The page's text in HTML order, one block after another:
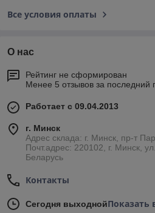
Все условия оплаты
О нас
Рейтинг не сформирован
Менее 5 отзывов за последний
Работает с 09.04.2013
г. Минск
Адрес склада: г. Минск, пр-т
Почт.адрес: 220102, г. Минск,
Беларусь
Контакты
Сегодня выходнойПоказать